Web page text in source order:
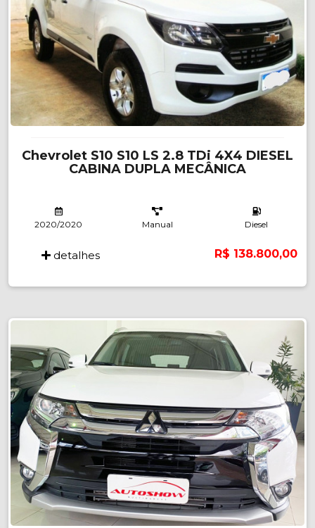
Chevrolet S10 S10 LS 2.8 TDi 4X4 DIESEL
CABINA DUPLA MECÂNICA
2020/2020 Manual Diesel
detalhes R$ 138.800,00